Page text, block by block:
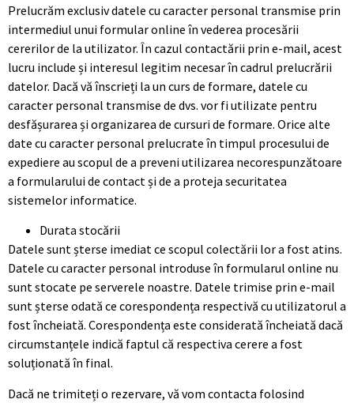
Prelucrăm exclusiv datele cu caracter personal transmise prin
intermediul unui formular online în vederea procesării
cererilor de la utilizator. În cazul contactării prin e-mail, acest
lucru include și interesul legitim necesar în cadrul prelucrării
datelor. Dacă vă înscrieți la un curs de formare, datele cu
caracter personal transmise de dvs. vor fi utilizate pentru
desfășurarea și organizarea de cursuri de formare. Orice alte
date cu caracter personal prelucrate în timpul procesului de
expediere au scopul de a preveni utilizarea necorespunzătoare
a formularului de contact și de a proteja securitatea
sistemelor informatice.
Durata stocării
Datele sunt șterse imediat ce scopul colectării lor a fost atins.
Datele cu caracter personal introduse în formularul online nu
sunt stocate pe serverele noastre. Datele trimise prin e-mail
sunt șterse odată ce corespondența respectivă cu utilizatorul a
fost încheiată. Corespondența este considerată încheiată dacă
circumstanțele indică faptul că respectiva cerere a fost
soluționată în final.
Dacă ne trimiteți o rezervare, vă vom contacta folosind